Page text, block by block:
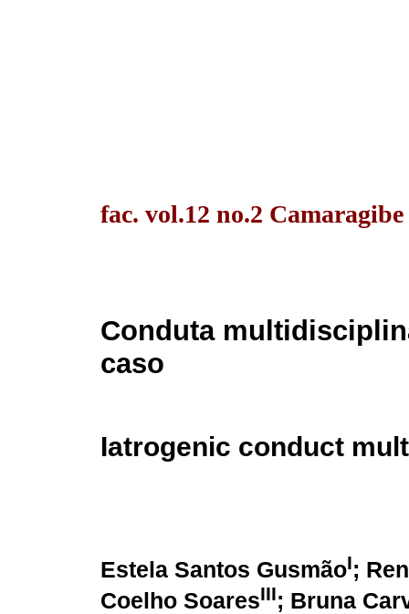
fac. vol.12 no.2
Conduta
caso
Iatrogenic conduct
Estela Santos GusmãoI;
Coelho SoaresIII; Bruna